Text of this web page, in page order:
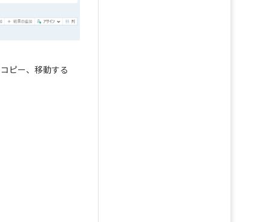
ピー、移動する